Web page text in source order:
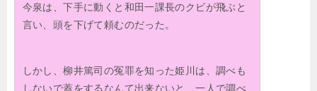
今泉は、下手に動くと和田一課長のクビが飛ぶと
言い、頭を下げて頼むのだった。
しかし、柳井篤司の冤罪を知った姫川は、調べも
しないで蓋をするなんて出来ないと、一人で調べ